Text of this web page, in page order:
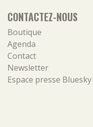
CONTACTEZ-NOUS
Boutique
Agenda
Contact
Newsletter
Espace presse Bluesky